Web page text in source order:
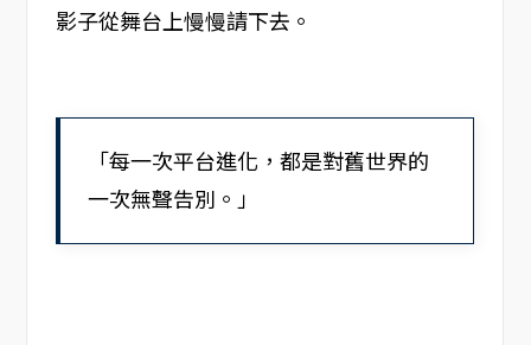
影子從舞台上慢慢請下去。
「每一次平台進化，都是對舊世界的
一次無聲告別。」